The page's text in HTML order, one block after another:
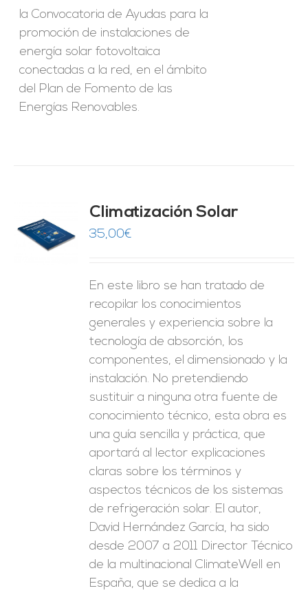
la Convocatoria de Ayudas para la
promoción de instalaciones de
energía solar fotovoltaica
conectadas a la red, en el ámbito
del Plan de Fomento de las
Energías Renovables.
Climatización Solar
35,00€
En este libro se han tratado de
recopilar los conocimientos
generales y experiencia sobre la
tecnología de absorción, los
componentes, el dimensionado y la
instalación. No pretendiendo
sustituir a ninguna otra fuente de
conocimiento técnico, esta obra es
una guía sencilla y práctica, que
aportará al lector explicaciones
claras sobre los términos y
aspectos técnicos de los sistemas
de refrigeración solar. El autor,
David Hernández García, ha sido
desde 2007 a 2011 Director Técnico
de la multinacional ClimateWell en
España, que se dedica a la